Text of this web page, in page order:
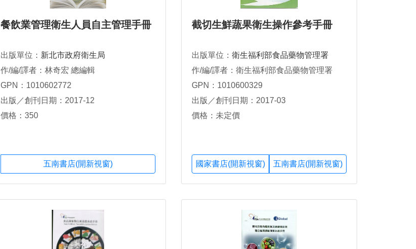
餐飲業管理衛生人員自主管理手冊
出版單位： 新北市政府衛生局
作/編/譯者：林奇宏 總編輯
GPN：1010602772
出版／創刊日期：2017-12
價格：350
五南書店(開新視窗)
截切生鮮蔬果衛生操作參考手冊
出版單位： 衛生福利部食品藥物管理署
作/編/譯者：衛生福利部食品藥物管理署
GPN：1010600329
出版／創刊日期：2017-03
價格：未定價
國家書店(開新視窗) 五南書店(開新視窗)